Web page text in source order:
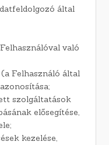
által
való
Felhasználó által
szolgáltatások
elősegítése,
kezelése,